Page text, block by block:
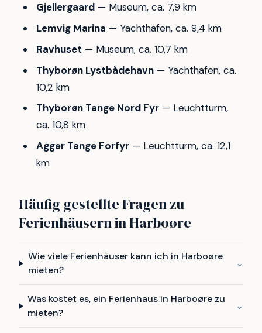
Gjellergaard— Museum, ca. 7,9 km
Lemvig Marina — Yachthafen, ca. 9,4 km
Ravhuset — Museum, ca. 10,7 km
Thyborøn Lystbådehavn— Yachthafen, ca.
10,2 km
Thyborøn Tange Nord Fyr— Leuchtturm,
ca. 10,8 km
Agger Tange Forfyr— Leuchtturm, ca. 12,1
km
Häufig gestellte Fragen zu
Ferienhäusern in Harboøre
Wie viele Ferienhäuser kann ich in Harboøre
mieten?
⌄
Was kostet es, ein Ferienhaus in Harboøre zu
mieten?
⌄